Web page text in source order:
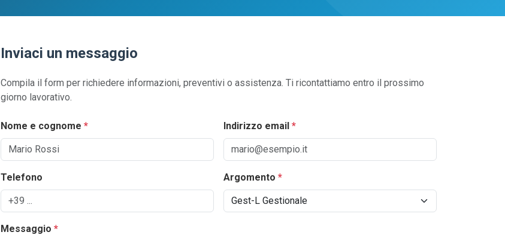
Inviaci un messaggio
Compila il form per richiedere informazioni, preventivi o assistenza. Ti ricontattiamo entro il prossimo
giorno lavorativo.
Nome e cognome * Indirizzo email *
Telefono Argomento *
Messaggio *